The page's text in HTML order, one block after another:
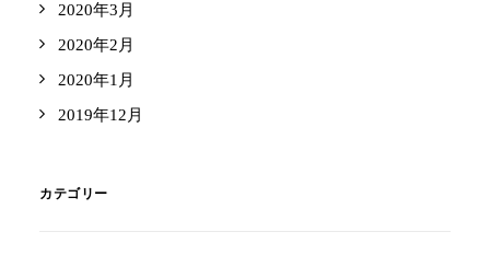
2020年3月
2020年2月
2020年1月
2019年12月
カテゴリー